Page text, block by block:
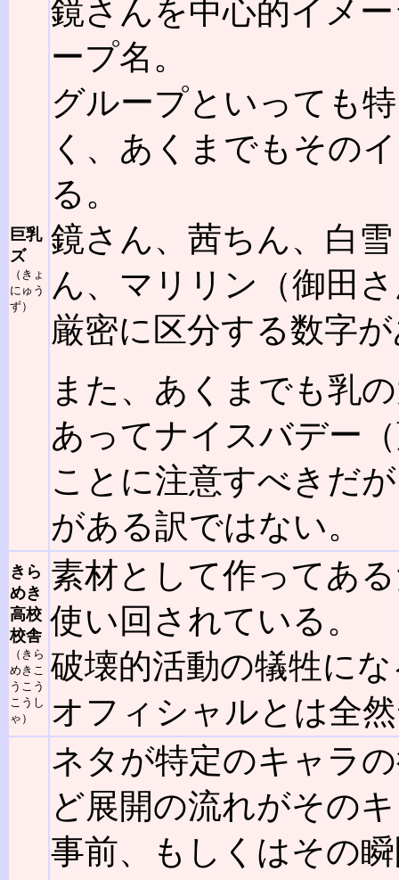
巨乳
ズ
（きょ
にゅう
ず）
鏡さんを中心的イメ
ープ名。
グループといっても
く、あくまでもその
る。
鏡さん、茜ちん、白
ん、マリリン（御田
厳密に区分する数字
また、あくまでも乳
あってナイスバデー
ことに注意すべきだ
がある訳ではない。
きら
めき
高校
校舎
（きら
めきこ
うこう
こうし
ゃ）
素材として作ってあ
使い回されている。
破壊的活動の犠牲に
オフィシャルとは全
ネタが特定のキャラ
ど展開の流れがその
事前、もしくはその